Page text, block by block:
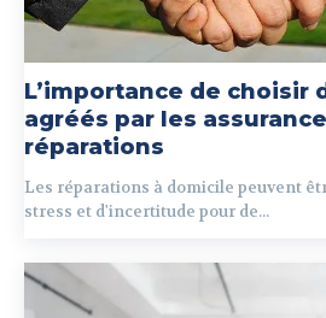
L’importance de choisir
agréés par les
réparations
Les réparations à domicile peuvent
stress et d'incertitude pour de...